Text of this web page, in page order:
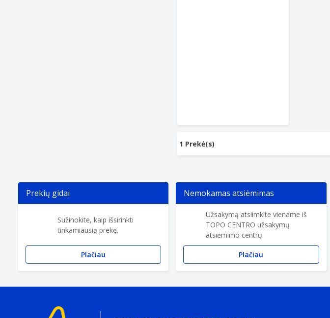
1 Prekė(s)
Prekių gidai
Sužinokite, kaip išsirinkti
tinkamiausią prekę.
Plačiau
Nemokamas atsiėmimas
Užsakymą atsiimkite viename iš
TOPO CENTRO užsakymų
atsiėmimo centrų.
Plačiau